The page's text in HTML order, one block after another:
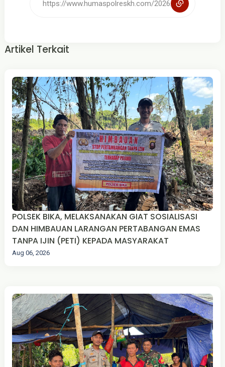
Artikel Terkait
POLSEK BIKA, MELAKSANAKAN GIAT SOSIALISASI
DAN HIMBAUAN LARANGAN PERTABANGAN EMAS
TANPA IJIN (PETI) KEPADA MASYARAKAT
Aug 06, 2026